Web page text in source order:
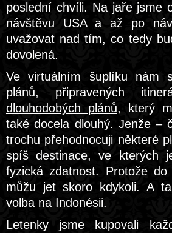
poslední chvíli. Na jaře jsme
návštěvu USA a až po
uvažovat nad tím, co tedy
dovolená.
Ve virtuálním šuplíku nám
plánů, připravených
dlouhodobých plánů, který
také docela dlouhý. Jenže –
trochu přehodnocuji některé
spíš destinace, ve kterých
fyzická zdatnost. Protože do
můžu jet skoro kdykoli. A
volba na Indonésii.
Letenky jsme kupovali